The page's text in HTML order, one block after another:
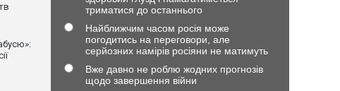
триматися до останнього
Найближчим часом росія може
погодитись на переговори, але
серйозних намірів росіяни не матимуть
Вже давно не роблю жодних прогнозів
щодо завершення війни